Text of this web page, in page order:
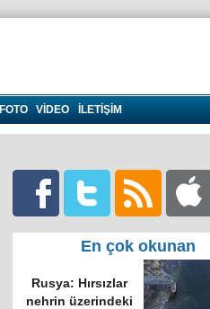
FOTO VIDEO İLETİŞİM
En çok okunan
Rusya: Hırsızlar
nehrin üzerindeki